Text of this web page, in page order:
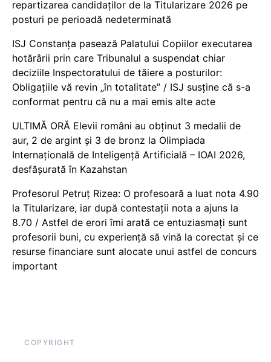
repartizarea candidaților de la Titularizare 2026 pe
posturi pe perioadă nedeterminată
ISJ Constanța pasează Palatului Copiilor executarea
hotărârii prin care Tribunalul a suspendat chiar
deciziile Inspectoratului de tăiere a posturilor:
Obligațiile vă revin „în totalitate” / ISJ susține că s-a
conformat pentru că nu a mai emis alte acte
ULTIMĂ ORĂ Elevii români au obținut 3 medalii de
aur, 2 de argint și 3 de bronz la Olimpiada
Internațională de Inteligență Artificială – IOAI 2026,
desfășurată în Kazahstan
Profesorul Petruț Rizea: O profesoară a luat nota 4.90
la Titularizare, iar după contestații nota a ajuns la
8.70 / Astfel de erori îmi arată ce entuziasmați sunt
profesorii buni, cu experiență să vină la corectat și ce
resurse financiare sunt alocate unui astfel de concurs
important
COPYRIGHT